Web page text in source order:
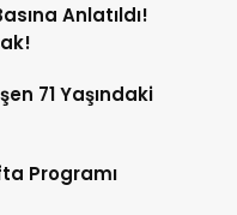
Anlatıldı!
71 Yaşındaki
Programı